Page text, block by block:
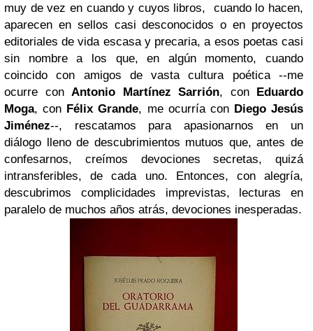
muy de vez en cuando y cuyos libros, cuando lo hacen,
aparecen en sellos casi desconocidos o en proyectos
editoriales de vida escasa y precaria, a esos poetas casi
sin nombre a los que, en algún momento, cuando
coincido con amigos de vasta cultura poética --me
ocurre con Antonio Martínez Sarrión, con Eduardo
Moga, con Félix Grande, me ocurría con Diego Jesús
Jiménez--, rescatamos para apasionarnos en un
diálogo lleno de descubrimientos mutuos que, antes de
confesarnos, creímos devociones secretas, quizá
intransferibles, de cada uno. Entonces, con alegría,
descubrimos complicidades imprevistas, lecturas en
paralelo de muchos años atrás, devociones inesperadas.